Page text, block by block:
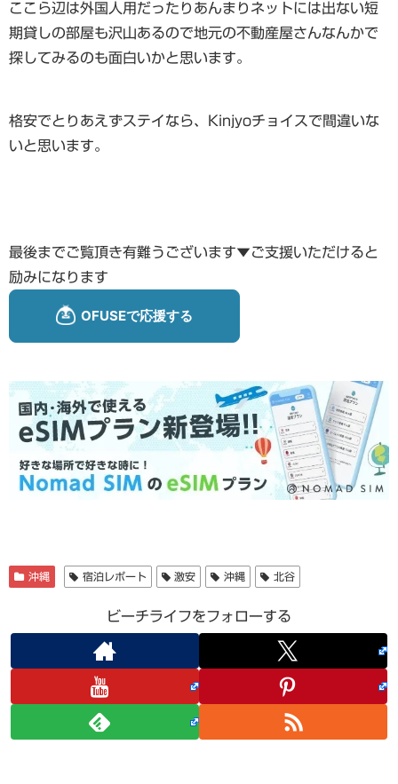
ここら辺は外国人用だったりあんまりネットには出ない短
期貸しの部屋も沢山あるので地元の不動産屋さんなんかで
探してみるのも面白いかと思います。
格安でとりあえずステイなら、Kinjyoチョイスで間違いな
いと思います。
最後までご覧頂き有難うございます▼ご支援いただけると
励みになります
沖縄 宿泊レポート 激安 沖縄 北谷
ビーチライフをフォローする